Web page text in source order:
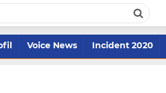
Voice News Incident 2020